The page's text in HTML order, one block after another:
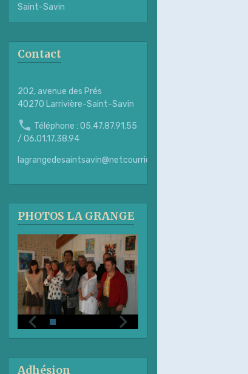
Saint-Savin
Contact
202, avenue des Prés
40270 Larrivière-Saint-Savin
Téléphone : 05.47.87.91.55
/ 06.01.17.38.94
lagrangedesaintsavin@netcourrier.com
PHOTOS LA GRANGE
Adhésion